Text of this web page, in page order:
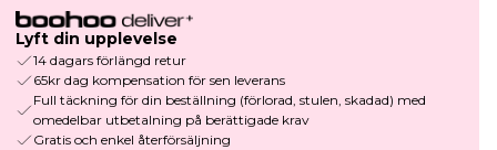
Lyft din upplevelse
14 dagars förlängd retur
65kr dag kompensation för sen leverans
Full täckning för din beställning (förlorad, stulen, skadad) med
omedelbar utbetalning på berättigade krav
Gratis och enkel återförsäljning